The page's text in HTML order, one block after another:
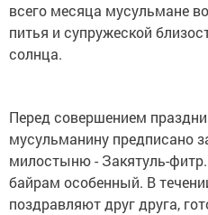
всего месяца мусульмане
питья и супружеской
солнца.
Перед совершением
мусульманину предписано
милостыню - Закятуль-
байрам особенный. В
поздравляют друг друга,